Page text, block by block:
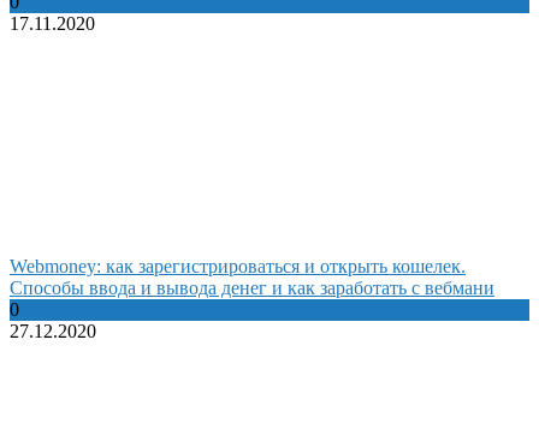
17.11.2020
Webmoney: как зарегистрироваться и открыть кошелек.
Способы ввода и вывода денег и как заработать с вебмани
0
27.12.2020